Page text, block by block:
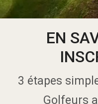
EN
3 étapes
Golfeurs